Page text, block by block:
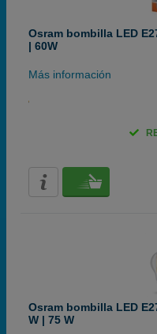
Osram bombilla LED
| 60W
Más información
Osram bombilla LED
W | 75 W